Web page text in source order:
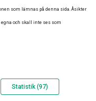
som lämnas på denna sida. Åsikter
och skall inte ses som
Statistik (97)